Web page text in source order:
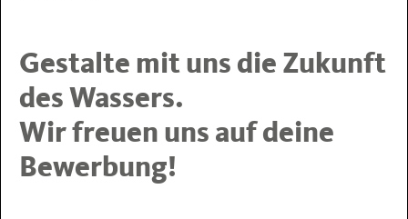
Gestalte mit uns die Zukunft
des Wassers.
Wir freuen uns auf deine
Bewerbung!